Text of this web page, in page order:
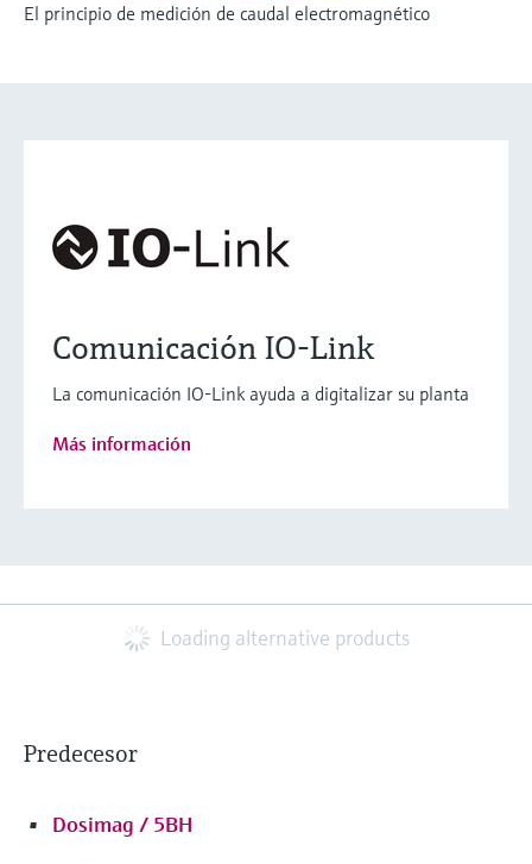
El principio de medición de caudal electromagnético
Comunicación IO-Link
La comunicación IO-Link ayuda a digitalizar su planta
Más información
Loading alternative products
Predecesor
Dosimag / 5BH